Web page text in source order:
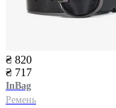
₴ 820
₴ 717
InBag
Ремень